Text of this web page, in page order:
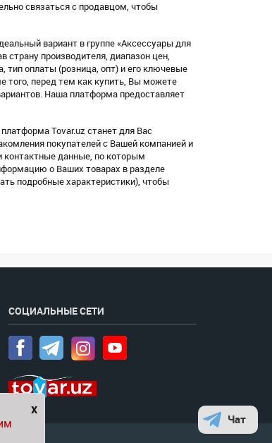
связаться с продавцом, чтобы
вариант в группе «Аксессуары для
производителя, диапазон цен,
тип оплаты (розница, опт) и его ключевые
того, перед тем как купить, Вы можете
Наша платформа предоставляет
Tovar.uz станет для Вас
покупателей с Вашей компанией и
контактные данные, по которым
о Ваших товарах в разделе
подробные характеристики), чтобы
СОЦИАЛЬНЫЕ СЕТИ
Чат
x